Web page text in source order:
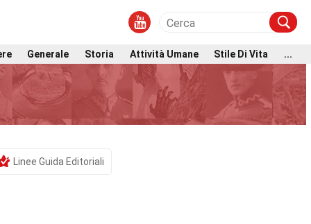
Generale Storia Attività Umane Stile Di Vita ...
Linee Guida Editoriali